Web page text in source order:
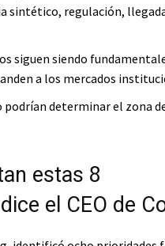
sintético, regulación,
siguen siendo
a los mercados
determinar el zona
estas 8
el CEO de